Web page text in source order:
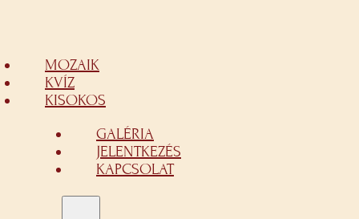
MOZAIK
KVÍZ
KISOKOS
GALÉRIA
JELENTKEZÉS
KAPCSOLAT